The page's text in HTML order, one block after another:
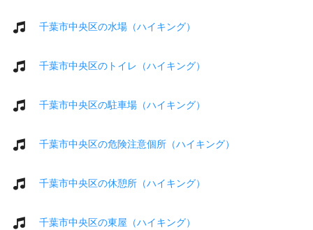
千葉市中央区の水場（ハイキング）
千葉市中央区のトイレ（ハイキング）
千葉市中央区の駐車場（ハイキング）
千葉市中央区の危険注意個所（ハイキング）
千葉市中央区の休憩所（ハイキング）
千葉市中央区の東屋（ハイキング）